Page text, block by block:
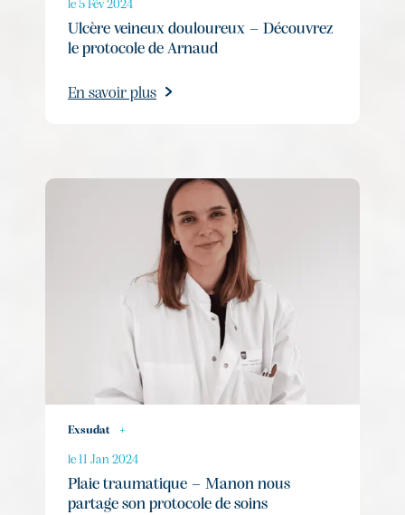
Ulcère veineux douloureux – Découvrez
le protocole de Arnaud
En savoir plus
Exsudat +
le 11 Jan 2024
Plaie traumatique – Manon nous
partage son protocole de soins